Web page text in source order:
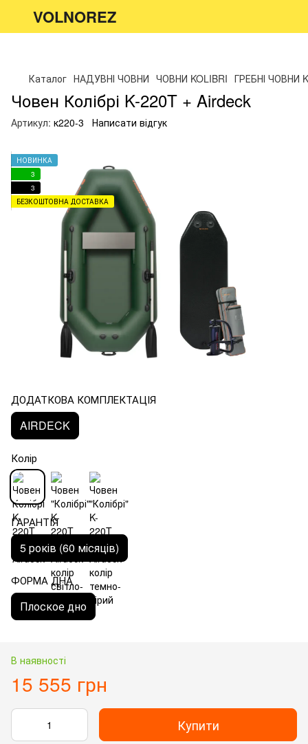
VOLNOREZ
Каталог НАДУВНІ ЧОВНИ ЧОВНИ KOLIBRI ГРЕБНІ ЧОВНИ
Човен Колібрі K-220T + Airdeck
Артикул: к220-3 Написати відгук
НОВИНКА
3
3
БЕЗКОШТОВНА ДОСТАВКА
ДОДАТКОВА КОМПЛЕКТАЦІЯ
AIRDECK
Колір
ГАРАНТІЯ
5 років (60 місяців)
ФОРМА ДНА
Плоское дно
В наявності
15 555 грн
Купити